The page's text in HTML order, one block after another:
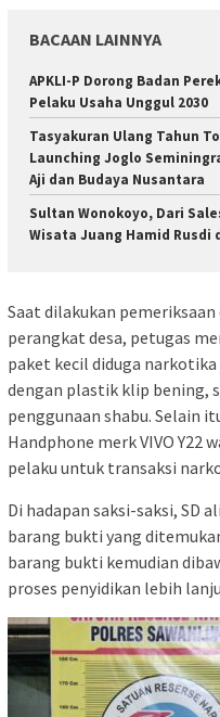
BACAAN LAINNYA
APKLI-P Dorong Badan
Pelaku Usaha Unggul 2030
Tasyakuran Ulang Tahun
Launching Joglo
Aji dan Budaya Nusantara
Sultan Wonokoyo, Dari
Wisata Juang Hamid Rusdi
Saat dilakukan pemeriksaan
perangkat desa, petugas
paket kecil diduga
dengan plastik klip bening,
penggunaan shabu. Selain
Handphone merk VIVO Y22
pelaku untuk transaksi
Di hadapan saksi-saksi, SD
barang bukti yang
barang bukti kemudian
proses penyidikan lebih